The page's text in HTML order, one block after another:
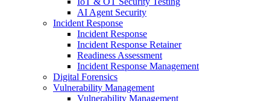
AI Agent Security
Incident Response
Incident Response
Incident Response Retainer
Readiness Assessment
Incident Response Management
Digital Forensics
Vulnerability Management
Vulnerability Management